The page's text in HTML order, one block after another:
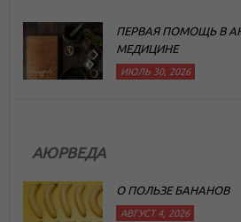
ПЕРВАЯ ПОМОЩЬ В
МЕДИЦИНЕ
ИЮЛЬ 30, 2026
АЮРВЕДА
О ПОЛЬЗЕ БАНАНОВ
АВГУСТ 4, 2026